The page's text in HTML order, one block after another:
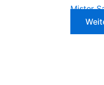
Mister